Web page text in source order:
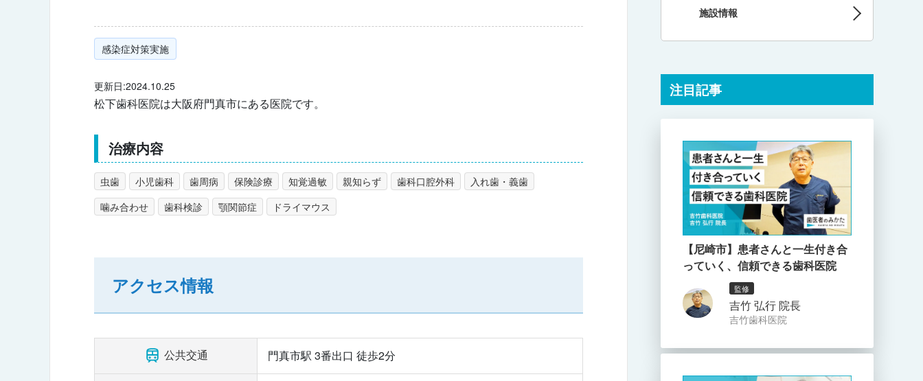
感染症対策実施
更新日:2024.10.25
松下歯科医院は大阪府門真市にある医院です。
治療内容
虫歯 小児歯科 歯周病 保険診療 知覚過敏 親知らず 歯科口腔外科
入れ歯・義歯
噛み合わせ
歯科検診 顎関節症 ドライマウス
アクセス情報
公共交通 門真市駅 3番出口 徒歩2分
施設情報
注目記事
【尼崎市】患者さんと一生付き合
っていく、信頼できる歯科医院
監修
吉竹 弘行 院長
吉竹歯科医院